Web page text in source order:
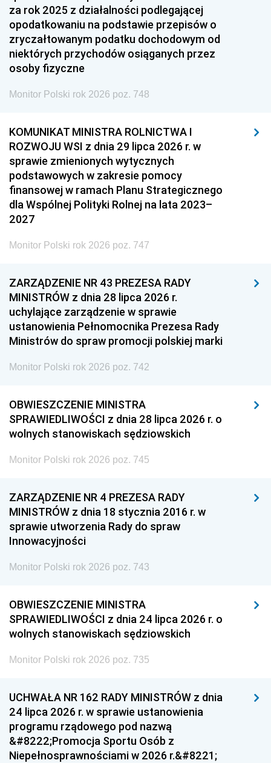
za rok 2025 z działalności podlegającej
opodatkowaniu na podstawie przepisów o
zryczałtowanym podatku dochodowym od
niektórych przychodów osiąganych przez
osoby fizyczne
Monitor Polski rok 2026 poz. 748
KOMUNIKAT MINISTRA ROLNICTWA I
ROZWOJU WSI z dnia 29 lipca 2026 r. w
sprawie zmienionych wytycznych
podstawowych w zakresie pomocy
finansowej w ramach Planu Strategicznego
dla Wspólnej Polityki Rolnej na lata 2023–
2027
Monitor Polski rok 2026 poz. 747
ZARZĄDZENIE NR 43 PREZESA RADY
MINISTRÓW z dnia 28 lipca 2026 r.
uchylające zarządzenie w sprawie
ustanowienia Pełnomocnika Prezesa Rady
Ministrów do spraw promocji polskiej marki
Monitor Polski rok 2026 poz. 742
OBWIESZCZENIE MINISTRA
SPRAWIEDLIWOŚCI z dnia 28 lipca 2026 r. o
wolnych stanowiskach sędziowskich
Monitor Polski rok 2026 poz. 745
ZARZĄDZENIE NR 4 PREZESA RADY
MINISTRÓW z dnia 18 stycznia 2016 r. w
sprawie utworzenia Rady do spraw
Innowacyjności
Monitor Polski rok 2026 poz. 743
OBWIESZCZENIE MINISTRA
SPRAWIEDLIWOŚCI z dnia 24 lipca 2026 r. o
wolnych stanowiskach sędziowskich
Monitor Polski rok 2026 poz. 735
UCHWAŁA NR 162 RADY MINISTRÓW z dnia
24 lipca 2026 r. w sprawie ustanowienia
programu rządowego pod nazwą
&#8222;Promocja Sportu Osób z
Niepełnosprawnościami w 2026 r.&#8221;